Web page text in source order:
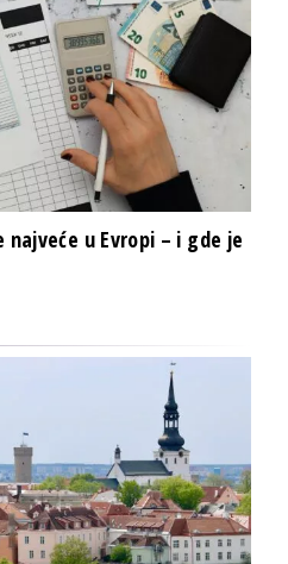
u Evropi – i gde je